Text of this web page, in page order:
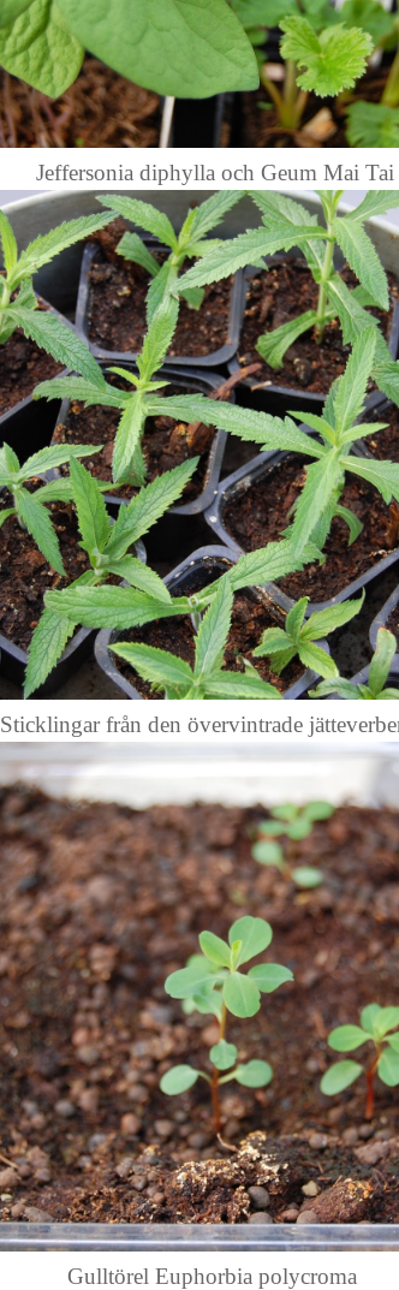
Jeffersonia diphylla och Geum Mai Tai
Sticklingar från den övervintrade
Gulltörel Euphorbia polycroma